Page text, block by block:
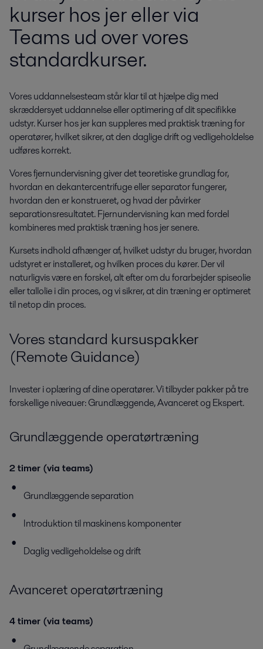
kurser hos jer eller via
Teams ud over vores
standardkurser.
Vores uddannelsesteam står klar til at hjælpe dig med
skræddersyet uddannelse eller optimering af dit specifikke
udstyr. Kurser hos jer kan suppleres med praktisk træning for
operatører, hvilket sikrer, at den daglige drift og vedligeholdelse
udføres korrekt.
Vores fjernundervisning giver det teoretiske grundlag for,
hvordan en dekantercentrifuge eller separator fungerer,
hvordan den er konstrueret, og hvad der påvirker
separationsresultatet. Fjernundervisning kan med fordel
kombineres med praktisk træning hos jer senere.
Kursets indhold afhænger af, hvilket udstyr du bruger, hvordan
udstyret er installeret, og hvilken proces du kører. Der vil
naturligvis være en forskel, alt efter om du forarbejder spiseolie
eller tallolie i din proces, og vi sikrer, at din træning er optimeret
til netop din proces.
Vores standard kursuspakker
(Remote Guidance)
Invester i oplæring af dine operatører. Vi tilbyder pakker på tre
forskellige niveauer: Grundlæggende, Avanceret og Ekspert.
Grundlæggende operatørtræning
2 timer (via teams)
Grundlæggende separation
Introduktion til maskinens komponenter
Daglig vedligeholdelse og drift
Avanceret operatørtræning
4 timer (via teams)